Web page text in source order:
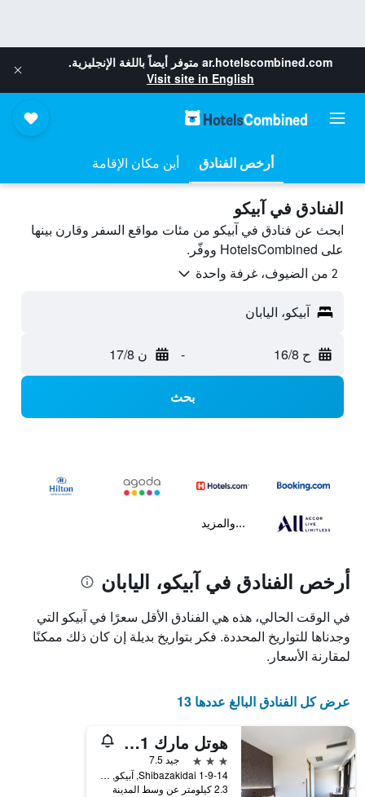
ar.hotelscombined.com متوفر أيضاً باللغة الإنجليزية.
Visit site in English
أرخص الفنادق أين مكان الإقامة
الفنادق في آبيكو
ابحث عن فنادق في آبيكو من مئات مواقع السفر وقارن بينها
على HotelsCombined ووفّر.
2 من الضيوف، غرفة واحدة
آبيكو، اليابان
ح 16/8 - ن 17/8
بحث
...والمزيد
أرخص الفنادق في آبيكو، اليابان
في الوقت الحالي، هذه هي الفنادق الأقل سعرًا في آبيكو التي
وجدناها للتواريخ المحددة. فكر بتواريخ بديلة إن كان ذلك ممكنًا
لمقارنة الأسعار.
عرض كل الفنادق البالغ عددها 13
هوتل مارك 1 أبيكو
3 نجوم
جيد 7.5
Shibazakidai 1-9-14, آبيكو, اليابان
2.3 كيلومتر عن وسط المدينة